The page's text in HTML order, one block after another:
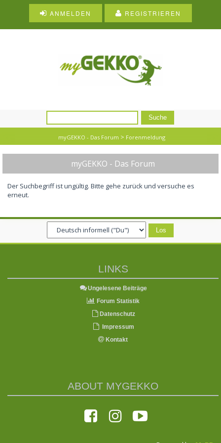
ANMELDEN REGISTRIEREN
myGEKKO - Das Forum > Forenmeldung
myGEKKO - Das Forum
Der Suchbegriff ist ungültig. Bitte gehe zurück und versuche es
erneut.
LINKS
Ungelesene Beiträge
Forum Statistik
Datenschutz
Impressum
Kontakt
ABOUT MYGEKKO